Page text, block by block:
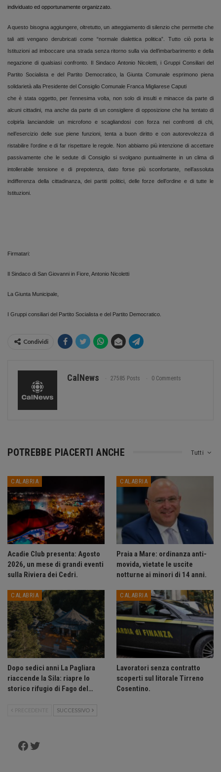
individuato ed opportunamente organizzato.
A questo bisogna aggiungere, oltretutto, un atteggiamento di silenzio che permette che
tali atti vengano derubricati come “normale dialettica politica”. Tutto ciò porta le
Istituzioni ad imboccare una strada senza ritorno sulla via dell’imbarbarimento e della
negazione di qualsiasi confronto. Il Sindaco Antonio Nicoletti, i Gruppi Consiliari del
Partito Socialista e del Partito Democratico, la Giunta Comunale esprimono piena
solidarietà alla Presidente del Consiglio Comunale Franca Migliarese Caputi
che è stata oggetto, per l’ennesima volta, non solo di insulti e minacce da parte di
alcuni cittadini, ma anche da parte di un consigliere di opposizione che ha tentato di
colpirla lanciandole un microfono e scagliandosi con forza nei confronti di chi,
nell’esercizio delle sue piene funzioni, tenta a buon diritto e con autorevolezza di
ristabilire l’ordine e di far rispettare le regole. Non abbiamo più intenzione di accettare
passivamente che le sedute di Consiglio si svolgano puntualmente in un clima di
intollerabile tensione e di prepotenza, dato forse più sconfortante, nell’assoluta
indifferenza della cittadinanza, dei partiti politici, delle forze dell’ordine e di tutte le
Istituzioni.
Firmatari:
Il Sindaco di San Giovanni in Fiore, Antonio Nicoletti
La Giunta Municipale,
I Gruppi consiliari del Partito Socialista e del Partito Democratico.
Condividi
CalNews 27585 Posts 0 Comments
Tutti
POTREBBE PIACERTI ANCHE
CALABRIA
Acadie Club presenta: Agosto
2026, un mese di grandi eventi
sulla Riviera dei Cedri.
CALABRIA
Praia a Mare: ordinanza anti-
movida, vietate le uscite
notturne ai minori di 14 anni.
CALABRIA
Dopo sedici anni La Pagliara
riaccende la Sila: riapre lo
storico rifugio di Fago del…
CALABRIA
Lavoratori senza contratto
scoperti sul litorale Tirreno
Cosentino.
PRECEDENTE SUCCESSIVO
Facebook
Twitter